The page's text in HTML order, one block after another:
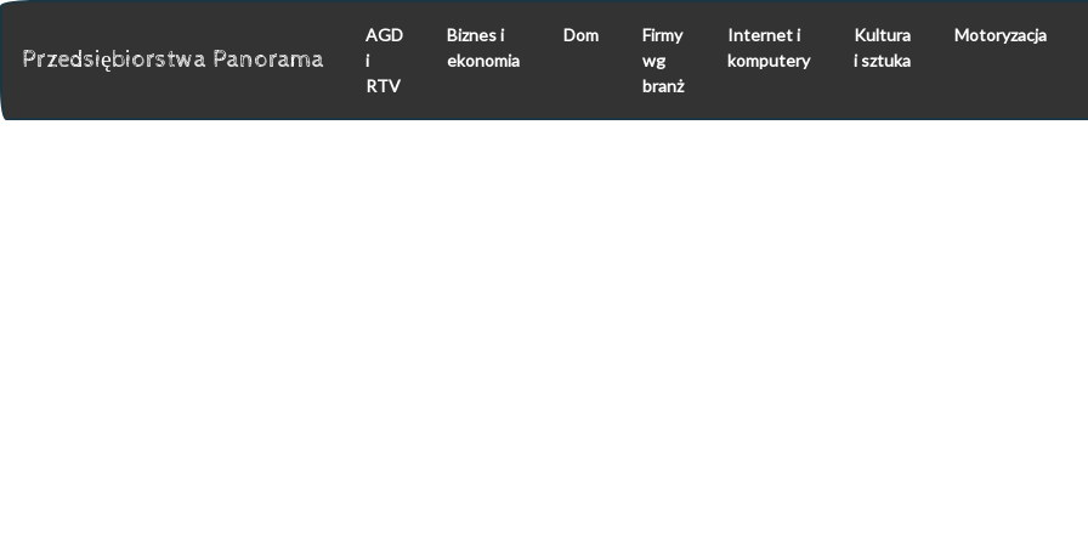
Przedsiębiorstwa Panorama
AGD
i
RTV
Biznes i
ekonomia
Dom
Firmy
wg
branż
Internet i
komputery
Kultura
i sztuka
Motoryzacja